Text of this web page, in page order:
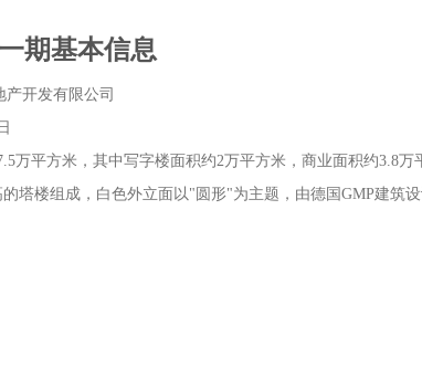
期基本信息
开发有限公司
万平方米，其中写字楼面积约2万平方米，商业面积约3.8万
塔楼组成，白色外立面以"圆形"为主题，由德国GMP建筑